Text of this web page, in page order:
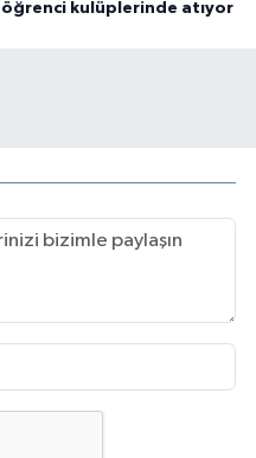
öğrenci kulüplerinde atıyor